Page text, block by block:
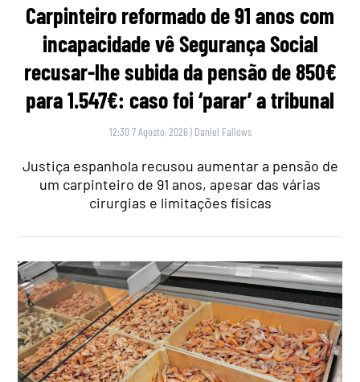
Carpinteiro reformado de 91 anos com
incapacidade vê Segurança Social
recusar-lhe subida da pensão de 850€
para 1.547€: caso foi ‘parar’ a tribunal
12:30 7 Agosto, 2026 | Daniel Fallows
Justiça espanhola recusou aumentar a pensão de
um carpinteiro de 91 anos, apesar das várias
cirurgias e limitações físicas